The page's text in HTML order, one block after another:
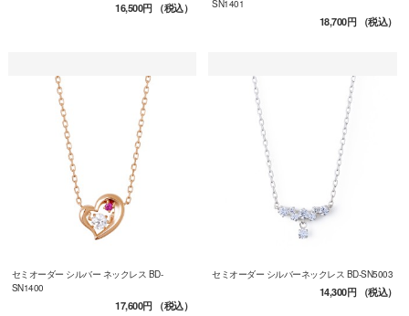
16,500円（税込） SN1401
18,700円（税込）
セミオーダー シルバー ネックレス BD-
SN1400
17,600円（税込）
セミオーダー シルバーネックレス BD-SN5003
14,300円（税込）